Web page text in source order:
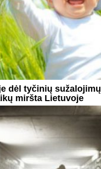
dėl tyčinių sužalojimų
miršta Lietuvoje